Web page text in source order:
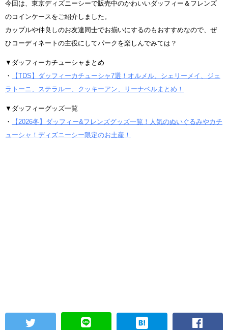
今回は、東京ディズニーシーで販売中のかわいいダッフィー＆フレンズ
のコインケースをご紹介しました。
カップルや仲良しのお友達同士でお揃いにするのもおすすめなので、ぜ
ひコーディネートの主役にしてパークを楽しんでみては？
▼ダッフィーカチューシャまとめ
・
【TDS】ダッフィーカチューシャ7選！オルメル、シェリーメイ、ジェ
ラトーニ、ステラルー、クッキーアン、リーナベルまとめ！
▼ダッフィーグッズ一覧
・
【2026冬】ダッフィー&フレンズグッズ一覧！人気のぬいぐるみやカチ
ューシャ！ディズニーシー限定のお土産！